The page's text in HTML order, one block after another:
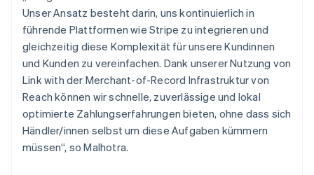
Unser Ansatz besteht darin, uns kontinuierlich in
führende Plattformen wie Stripe zu integrieren und
gleichzeitig diese Komplexität für unsere Kundinnen
und Kunden zu vereinfachen. Dank unserer Nutzung von
Link with der Merchant-of-Record Infrastruktur von
Reach können wir schnelle, zuverlässige und lokal
optimierte Zahlungserfahrungen bieten, ohne dass sich
Händler/innen selbst um diese Aufgaben kümmern
müssen“, so Malhotra.